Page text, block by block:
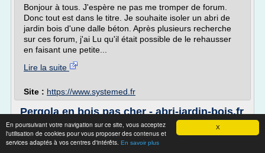
X
En poursuivant votre navigation sur ce site, vous acceptez
l'utilisation de cookies pour vous proposer des contenus et
services adaptés à vos centres d'intérêts. En savoir plus
Bonjour à tous. J'espère ne pas me tromper de forum.
Donc tout est dans le titre. Je souhaite isoler un abri de
jardin bois d'une dalle béton. Après plusieurs recherche
sur ces forum, j'ai Lu qu'il était possible de le rehausser
en faisant une petite...
Lire la suite
Site : https://www.systemed.fr
Pergola en bois pas cher - abri-jardin-bois.fr
Ou trouver une pergola bois ?
Comment fermer une pergola en bois? (carport)